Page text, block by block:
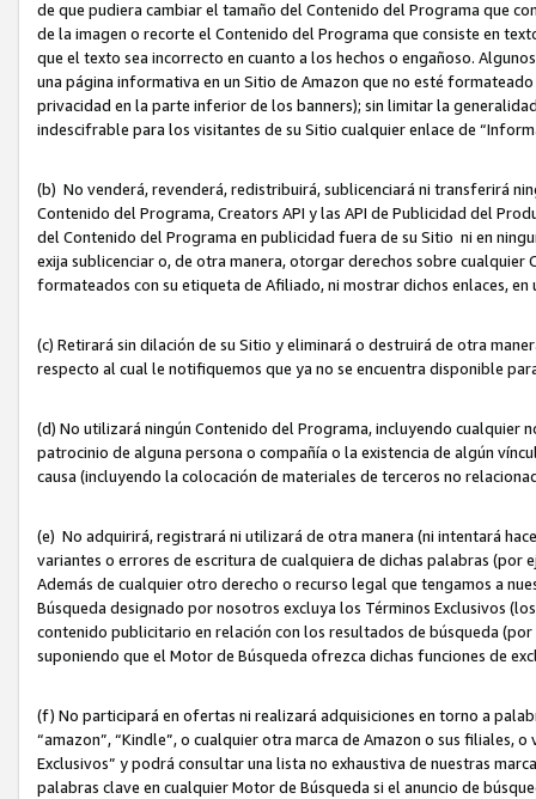
de que pudiera cambiar el tamaño del Contenido del Programa que
de la imagen o recorte el Contenido del Programa que consiste en
que el texto sea incorrecto en cuanto a los hechos o engañoso.
una página informativa en un Sitio de Amazon que no esté
privacidad en la parte inferior de los banners); sin limitar la
indescifrable para los visitantes de su Sitio cualquier enlace de
(b) No venderá, revenderá, redistribuirá, sublicenciará ni transferirá
Contenido del Programa, Creators API y las API de Publicidad del
del Contenido del Programa en publicidad fuera de su Sitio ni en
exija sublicenciar o, de otra manera, otorgar derechos sobre
formateados con su etiqueta de Afiliado, ni mostrar dichos enlaces,
(c) Retirará sin dilación de su Sitio y eliminará o destruirá de otra
respecto al cual le notifiquemos que ya no se encuentra disponible
(d) No utilizará ningún Contenido del Programa, incluyendo cualquier
patrocinio de alguna persona o compañía o la existencia de algún
causa (incluyendo la colocación de materiales de terceros no
(e) No adquirirá, registrará ni utilizará de otra manera (ni intentará
variantes o errores de escritura de cualquiera de dichas palabras (por
Además de cualquier otro derecho o recurso legal que tengamos a
Búsqueda designado por nosotros excluya los Términos Exclusivos
contenido publicitario en relación con los resultados de búsqueda
suponiendo que el Motor de Búsqueda ofrezca dichas funciones de
(f) No participará en ofertas ni realizará adquisiciones en torno a
“amazon”, “Kindle”, o cualquier otra marca de Amazon o sus filiales,
Exclusivos” y podrá consultar una lista no exhaustiva de nuestras
palabras clave en cualquier Motor de Búsqueda si el anuncio de